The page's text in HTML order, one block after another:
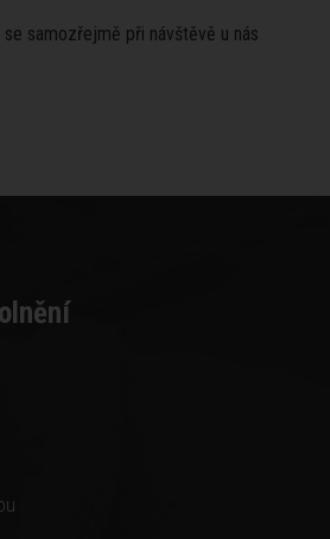
samozřejmě při návštěvě u nás